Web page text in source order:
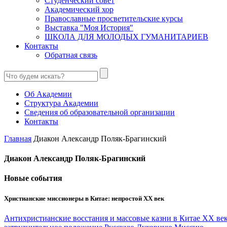
Академический хор
Православные просветительские курсы
Выставка "Моя История"
ШКОЛА ДЛЯ МОЛОДЫХ ГУМАНИТАРИЕВ
Контакты
Обратная связь
Об Академии
Структура Академии
Сведения об образовательной организации
Контакты
Главная Диакон Александр Поляк-Брагинский
Диакон Александр Поляк-Брагинский
Новые события
Христианские миссионеры в Китае: непростой XX век
Антихристианские восстания и массовые казни в Китае XX